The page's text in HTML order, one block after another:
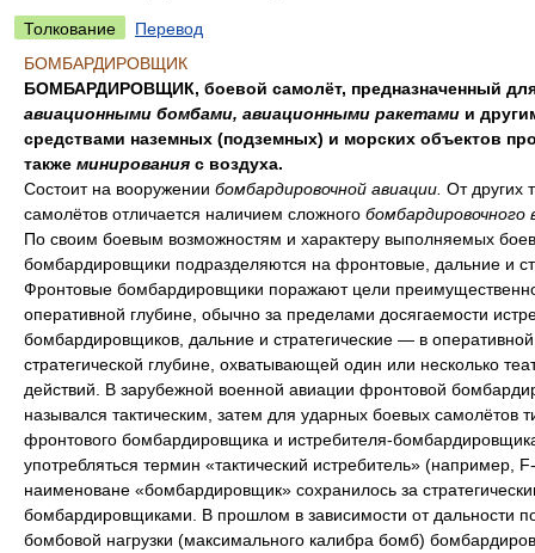
Толкование
Перевод
БОМБАРДИРОВЩИК
БОМБАРДИРОВЩИК, боевой самолёт, предназначенный
авиационными бомбами, авиационными ракетами и
средствами наземных (подземных) и морских объектов
также минирования с воздуха.
Состоит на вооружении бомбардировочной авиации. От других
самолётов отличается наличием сложного бомбардировочного
По своим боевым возможностям и характеру выполняемых
бомбардировщики подразделяются на фронтовые, дальние и
Фронтовые бомбардировщики поражают цели
оперативной глубине, обычно за пределами досягаемости
бомбардировщиков, дальние и стратегические — в
стратегической глубине, охватывающей один или несколько
действий. В зарубежной военной авиации фронтовой
назывался тактическим, затем для ударных боевых самолётов
фронтового бомбардировщика и истребителя-
употребляться термин «тактический истребитель» (например,
наименоване «бомбардировщик» сохранилось за
бомбардировщиками. В прошлом в зависимости от дальности
бомбовой нагрузки (максимального калибра бомб)